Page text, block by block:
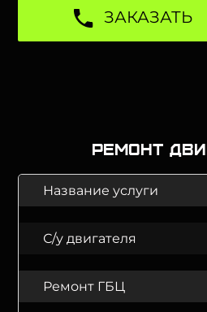
ЗАКАЗАТЬ
Ремонт
Название услуги
С/у двигателя
Ремонт ГБЦ